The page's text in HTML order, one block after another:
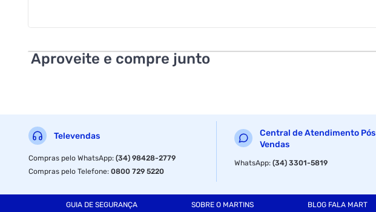
Aproveite e compre junto
Televendas
Compras pelo WhatsApp:(34) 98428-2779
Compras pelo Telefone:0800 729 5220
Central de Atendimento Pós
Vendas
WhatsApp:(34) 3301-5819
GUIA DE SEGURANÇA SOBRE O MARTINS BLOG FALA MART